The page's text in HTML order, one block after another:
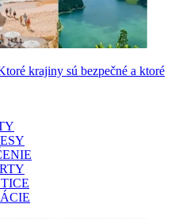
krajiny sú bezpečné a ktoré